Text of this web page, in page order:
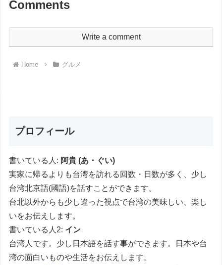
Comments
Write a comment
Home グルメ
プロフィール
書いている人: 阿貴 (あ・ぐい)
実家に帰るよりも台湾を訪れる回数・日数が多く、少し
台湾北京語(國語)を話すことができます。
台北以外からも少し違った視点で台湾の美味しい、楽し
いをお伝えします。
書いている人2: イン
台湾人です。少し日本語を話す事ができます。日本や台
湾の面白いものや生活をお伝えします。